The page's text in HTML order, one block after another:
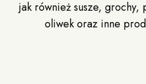
jak również susze,
oliwek oraz inne